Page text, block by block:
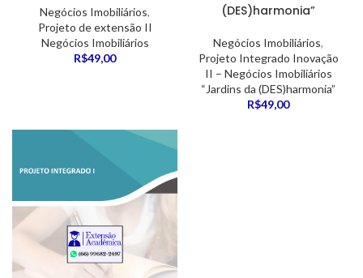
Negócios Imobiliários,
Projeto de extensão II
Negócios Imobiliários
R$49,00
(DES)harmonia”
Negócios Imobiliários,
Projeto Integrado Inovação
II – Negócios Imobiliários
“Jardins da (DES)harmonia”
R$49,00